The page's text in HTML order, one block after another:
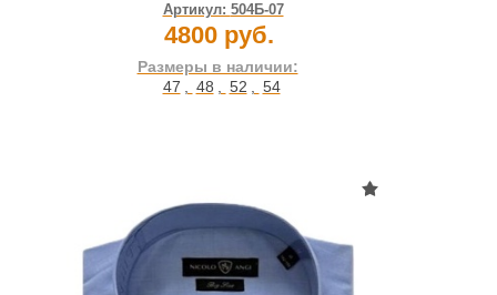
Артикул: 504Б-07
4800 руб.
Размеры в наличии:
47 , 48 , 52 , 54